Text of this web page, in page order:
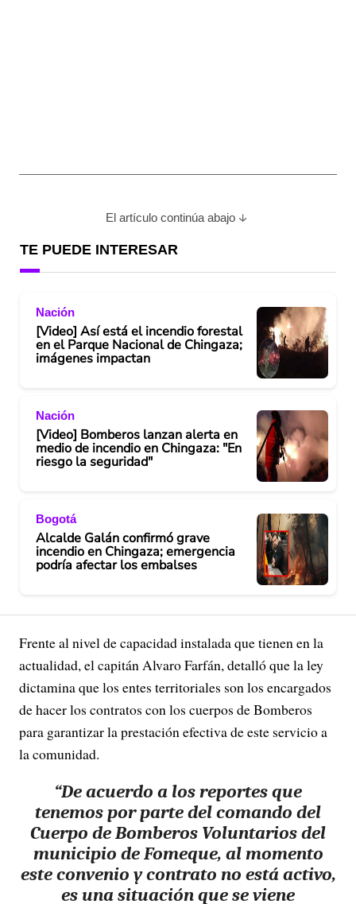
El artículo continúa abajo
TE PUEDE INTERESAR
Nación
[Video] Así está el incendio forestal
en el Parque Nacional de Chingaza;
imágenes impactan
Nación
[Video] Bomberos lanzan alerta en
medio de incendio en Chingaza: "En
riesgo la seguridad"
Bogotá
Alcalde Galán confirmó grave
incendio en Chingaza; emergencia
podría afectar los embalses
Frente al nivel de capacidad instalada que tienen en la
actualidad, el capitán Alvaro Farfán, detalló que la ley
dictamina que los entes territoriales son los encargados
de hacer los contratos con los cuerpos de Bomberos
para garantizar la prestación efectiva de este servicio a
la comunidad.
“De acuerdo a los reportes que
tenemos por parte del comando del
Cuerpo de Bomberos Voluntarios del
municipio de Fomeque, al momento
este convenio y contrato no está activo,
es una situación que se viene